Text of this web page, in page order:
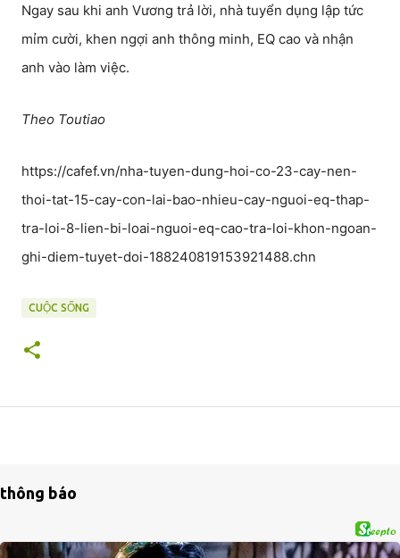
Ngay sau khi anh Vương trả lời, nhà tuyển dụng lập tức
mỉm cười, khen ngợi anh thông minh, EQ cao và nhận
anh vào làm việc.
Theo Toutiao
https://cafef.vn/nha-tuyen-dung-hoi-co-23-cay-nen-
thoi-tat-15-cay-con-lai-bao-nhieu-cay-nguoi-eq-thap-
tra-loi-8-lien-bi-loai-nguoi-eq-cao-tra-loi-khon-ngoan-
ghi-diem-tuyet-doi-188240819153921488.chn
CUỘC SỐNG
thông báo